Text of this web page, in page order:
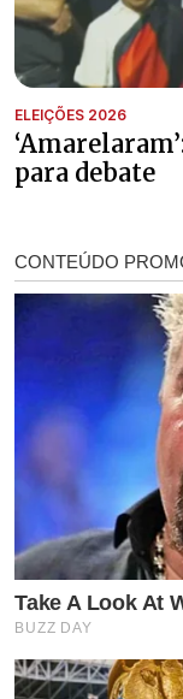
ELEIÇÕES 2026
para debate